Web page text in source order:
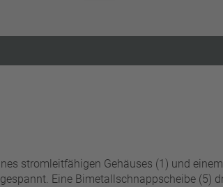
stromleitfähigen Gehäuses (1) und
Eine Bimetall­­schnappscheibe (5)